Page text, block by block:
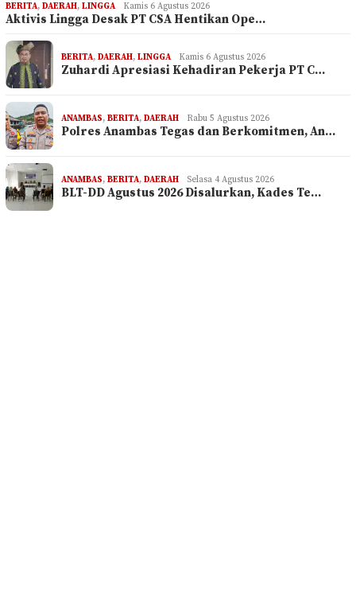
BERITA, DAERAH, LINGGA Kamis 6 Agustus 2026
Aktivis Lingga Desak PT CSA Hentikan Ope…
BERITA, DAERAH, LINGGA Kamis 6 Agustus 2026
Zuhardi Apresiasi Kehadiran Pekerja PT C…
ANAMBAS, BERITA, DAERAH Rabu 5 Agustus 2026
Polres Anambas Tegas dan Berkomitmen, An…
ANAMBAS, BERITA, DAERAH Selasa 4 Agustus 2026
BLT-DD Agustus 2026 Disalurkan, Kades Te…